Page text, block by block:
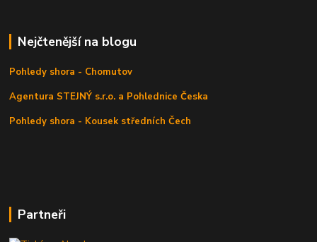
Nejčtenější na blogu
Pohledy shora - Chomutov
Agentura STEJNÝ s.r.o. a Pohlednice Česka
Pohledy shora - Kousek středních Čech
Partneři